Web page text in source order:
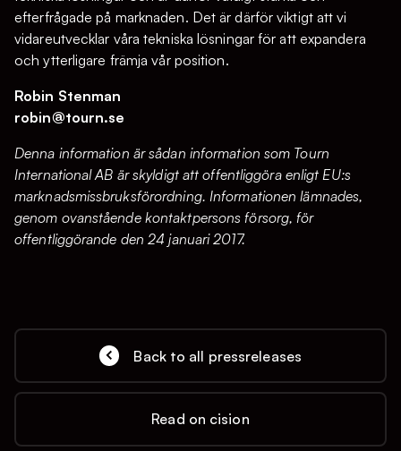
efterfrågade på marknaden. Det är därför viktigt att vi
vidareutvecklar våra tekniska lösningar för att expandera
och ytterligare främja vår position.
Robin Stenman
robin@tourn.se
Denna information är sådan information som Tourn
International AB är skyldigt att offentliggöra enligt EU:s
marknadsmissbruksförordning. Informationen lämnades,
genom ovanstående kontaktpersons försorg, för
offentliggörande den 24 januari 2017.
Back to all pressreleases
Read on cision